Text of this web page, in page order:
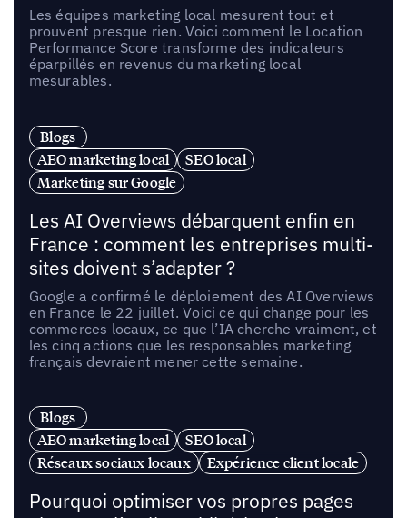
Les équipes marketing local mesurent tout et
prouvent presque rien. Voici comment le Location
Performance Score transforme des indicateurs
éparpillés en revenus du marketing local
mesurables.
Blogs
AEO marketing local
SEO local
Marketing sur Google
Les AI Overviews débarquent enfin en
France : comment les entreprises multi-
sites doivent s’adapter ?
Google a confirmé le déploiement des AI Overviews
en France le 22 juillet. Voici ce qui change pour les
commerces locaux, ce que l’IA cherche vraiment, et
les cinq actions que les responsables marketing
français devraient mener cette semaine.
Blogs
AEO marketing local
SEO local
Réseaux sociaux locaux
Expérience client locale
Pourquoi optimiser vos propres pages